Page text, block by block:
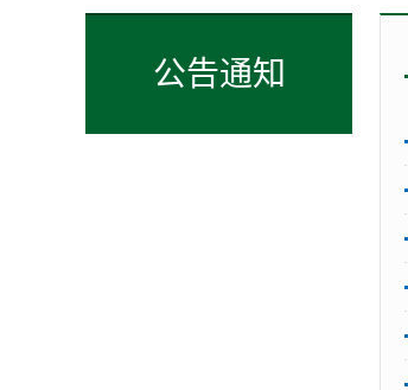
公告通知